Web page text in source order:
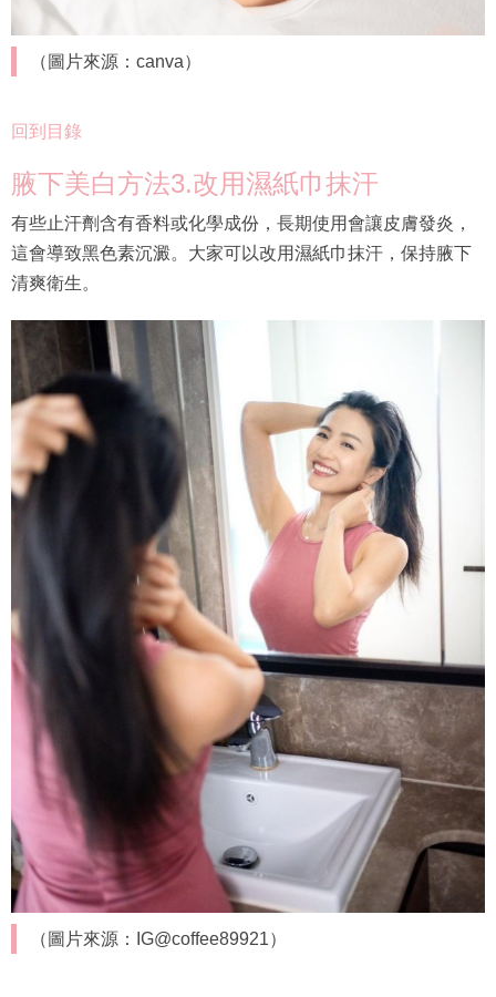
（圖片來源：canva）
回到目錄
腋下美白方法3.改用濕紙巾抹汗
有些止汗劑含有香料或化學成份，長期使用會讓皮膚發炎，
這會導致黑色素沉澱。大家可以改用濕紙巾抹汗，保持腋下
清爽衛生。
（圖片來源：IG@coffee89921）